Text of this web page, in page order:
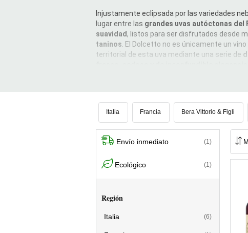
Injustamente eclipsada por las variedades
lugar entre las grandes uvas autóctonas del
suavidad , listos para ser disfrutados desde
taninos . El Dolcetto no es únicamente un
territorial de esta uva mediante una serie de
versión de montaña en los Ormeasco di
apetecibles
, no hay que olvidar tampoco
Italia Francia Bera Vittorio & Figli
Envío inmediato (1)
Ecológico (1)
Región
Italia (6)